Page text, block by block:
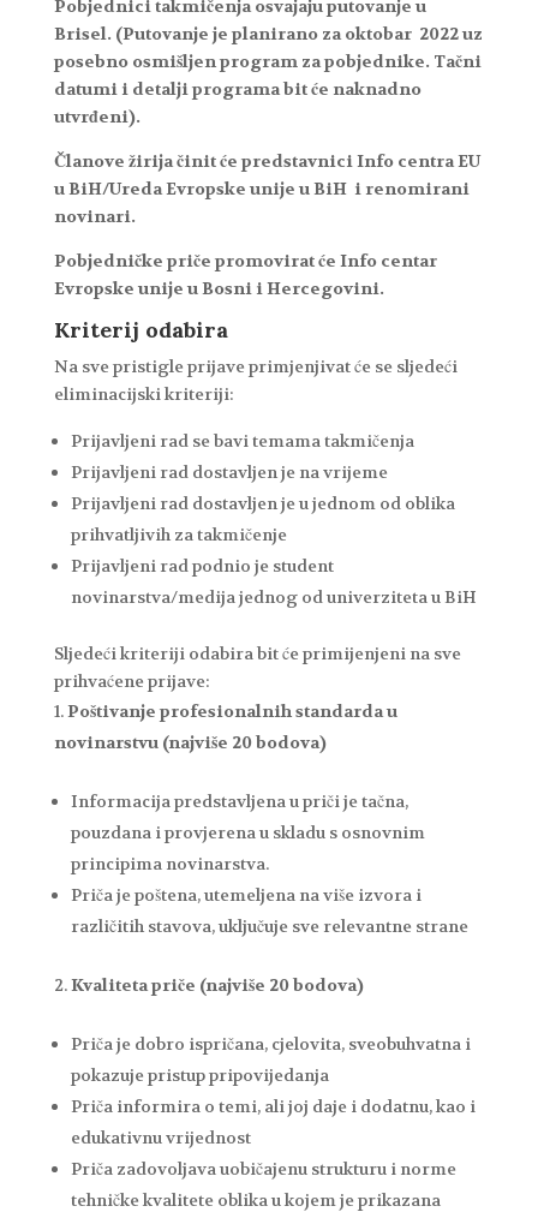
Pobjednici takmičenja osvajaju putovanje u
Brisel. (Putovanje je planirano za oktobar 2022 uz
posebno osmišljen program za pobjednike. Tačni
datumi i detalji programa bit će naknadno
utvrđeni).
Članove žirija činit će predstavnici Info centra EU
u BiH/Ureda Evropske unije u BiH i renomirani
novinari.
Pobjedničke priče promovirat će Info centar
Evropske unije u Bosni i Hercegovini.
Kriterij odabira
Na sve pristigle prijave primjenjivat će se sljedeći
eliminacijski kriteriji:
Prijavljeni rad se bavi temama takmičenja
Prijavljeni rad dostavljen je na vrijeme
Prijavljeni rad dostavljen je u jednom od oblika
prihvatljivih za takmičenje
Prijavljeni rad podnio je student
novinarstva/medija jednog od univerziteta u BiH
Sljedeći kriteriji odabira bit će primijenjeni na sve
prihvaćene prijave:
Poštivanje profesionalnih standarda u
novinarstvu (najviše 20 bodova)
Informacija predstavljena u priči je tačna,
pouzdana i provjerena u skladu s osnovnim
principima novinarstva.
Priča je poštena, utemeljena na više izvora i
različitih stavova, uključuje sve relevantne strane
Kvaliteta priče (najviše 20 bodova)
Priča je dobro ispričana, cjelovita, sveobuhvatna i
pokazuje pristup pripovijedanja
Priča informira o temi, ali joj daje i dodatnu, kao i
edukativnu vrijednost
Priča zadovoljava uobičajenu strukturu i norme
tehničke kvalitete oblika u kojem je prikazana